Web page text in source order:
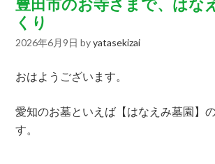
くり
2026年6月9日 byyatasekizai
おはようございます。
愛知のお墓といえば【はなえみ墓園】
す。